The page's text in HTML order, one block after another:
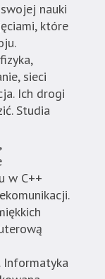
nauki
które
sieci
Ich drogi
Studia
w C++
Informatyka